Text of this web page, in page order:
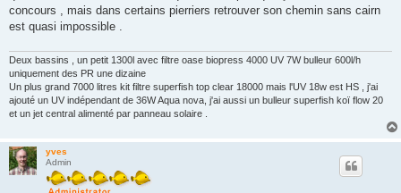
concours , mais dans certains pierriers retrouver son chemin sans cairn
est quasi impossible .
Deux bassins , un petit 1300l avec filtre oase biopress 4000 UV 7W bulleur 600l/h
uniquement des PR une dizaine
Un plus grand 7000 litres kit filtre superfish top clear 18000 mais l'UV 18w est HS , j'ai
ajouté un UV indépendant de 36W Aqua nova, j'ai aussi un bulleur superfish koï flow 20
et un jet central alimenté par panneau solaire .
yves
Admin